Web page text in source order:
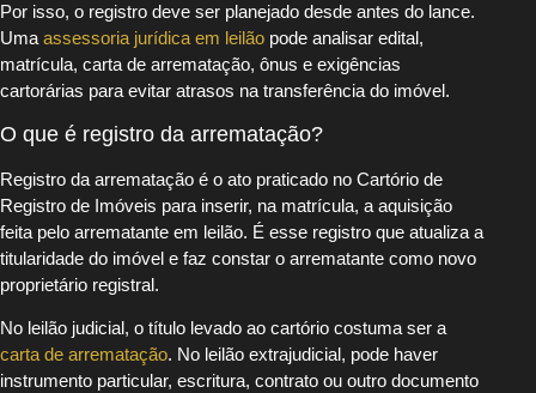
Por isso, o registro deve ser planejado desde antes do lance.
Umaassessoria jurídica em leilão pode analisar edital,
matrícula, carta de arrematação, ônus e exigências
cartorárias para evitar atrasos na transferência do imóvel.
O que é registro da arrematação?
Registro da arrematação é o ato praticado no Cartório de
Registro de Imóveis para inserir, na matrícula, a aquisição
feita pelo arrematante em leilão. É esse registro que atualiza a
titularidade do imóvel e faz constar o arrematante como novo
proprietário registral.
No leilão judicial, o título levado ao cartório costuma ser a
carta de arrematação. No leilão extrajudicial, pode haver
instrumento particular, escritura, contrato ou outro documento